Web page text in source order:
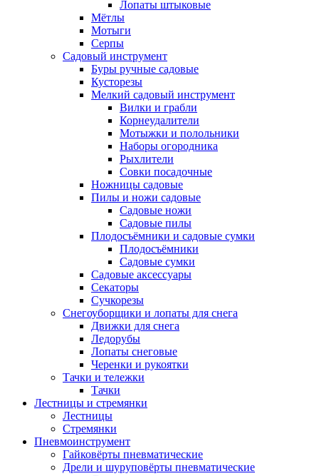
Лопаты штыковые
Мётлы
Мотыги
Серпы
Садовый инструмент
Буры ручные садовые
Кусторезы
Мелкий садовый инструмент
Вилки и грабли
Корнеудалители
Мотыжки и полольники
Наборы огородника
Рыхлители
Совки посадочные
Ножницы садовые
Пилы и ножи садовые
Садовые ножи
Садовые пилы
Плодосъёмники и садовые сумки
Плодосъёмники
Садовые сумки
Садовые аксессуары
Секаторы
Сучкорезы
Снегоуборщики и лопаты для снега
Движки для снега
Ледорубы
Лопаты снеговые
Черенки и рукоятки
Тачки и тележки
Тачки
Лестницы и стремянки
Лестницы
Стремянки
Пневмоинструмент
Гайковёрты пневматические
Дрели и шуруповёрты пневматические